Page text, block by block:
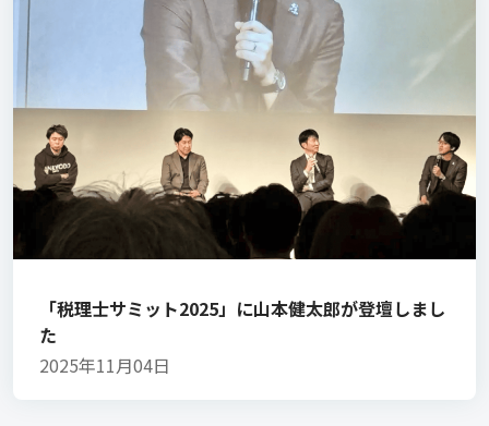
「税理士サミット2025」に山本健太郎が登壇しまし
た
2025年11月04日